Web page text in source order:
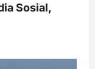
Sosial,